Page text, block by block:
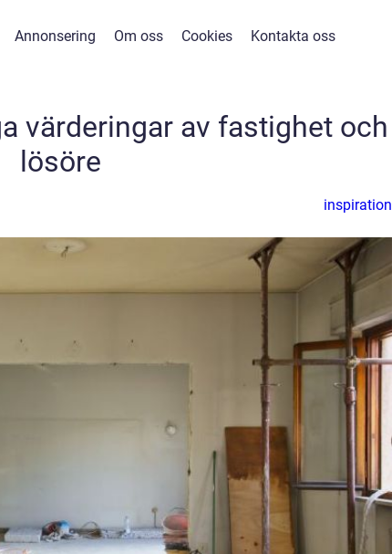
Annonsering Om oss Cookies Kontakta oss
värderingar av fastighet och
lösöre
inspiration